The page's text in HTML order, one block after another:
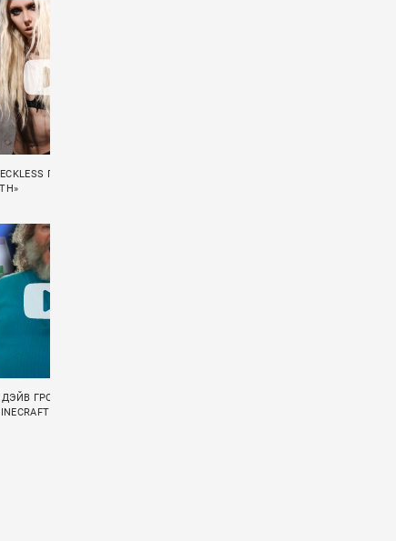
ПРЕЗЕНТОВАЛИ СИНГЛ
ГРОЛ ЗАПИСАЛИ РОК-
В КИНО»